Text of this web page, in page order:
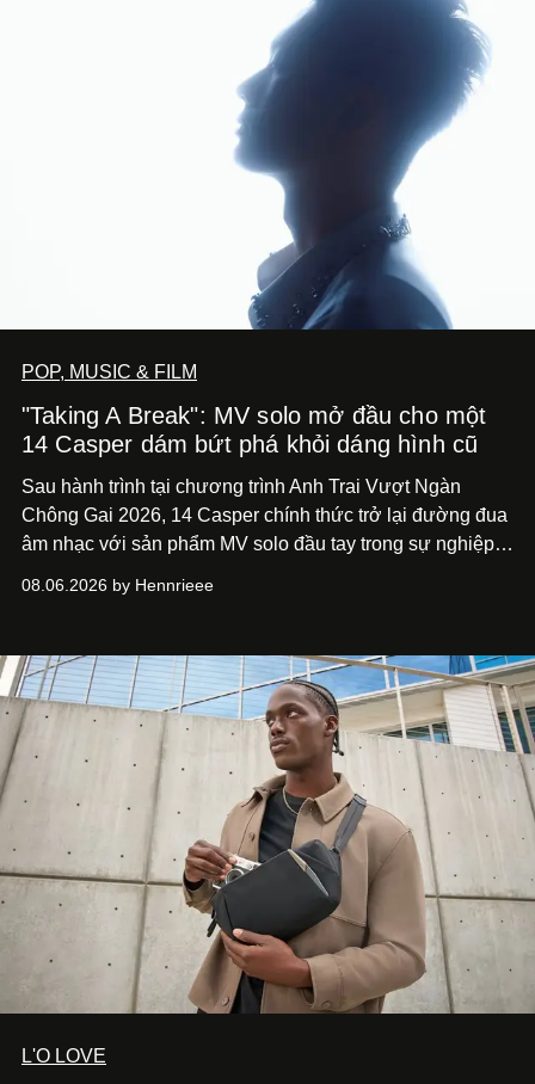
POP, MUSIC & FILM
"Taking A Break": MV solo mở đầu cho một
14 Casper dám bứt phá khỏi dáng hình cũ
Sau hành trình tại chương trình Anh Trai Vượt Ngàn
Chông Gai 2026, 14 Casper chính thức trở lại đường đua
âm nhạc với sản phẩm MV solo đầu tay trong sự nghiệp -
bước chuyển mình của 14 Casper sau chương trình, mà
của nam nghệ sĩ khi lần đầu tiên anh trình làng một MV
solo được đầu tư toàn diện từ sáng tác, sản xuất, trình
diễn đến hình ảnh.
08.06.2026 by Hennrieee
L'O LOVE